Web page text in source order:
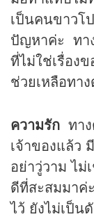
เป็นคนขาวโ
ปัญหาค่ะ ทาง
ที่ไม่ใช่เรื่อง
ช่วยเหลือทา
ความรัก ทา
เจ้าของแล้ว
อย่าวู่วาม ไ
ดีที่สะสมมาค่
ไว้ ยังไม่เป็น